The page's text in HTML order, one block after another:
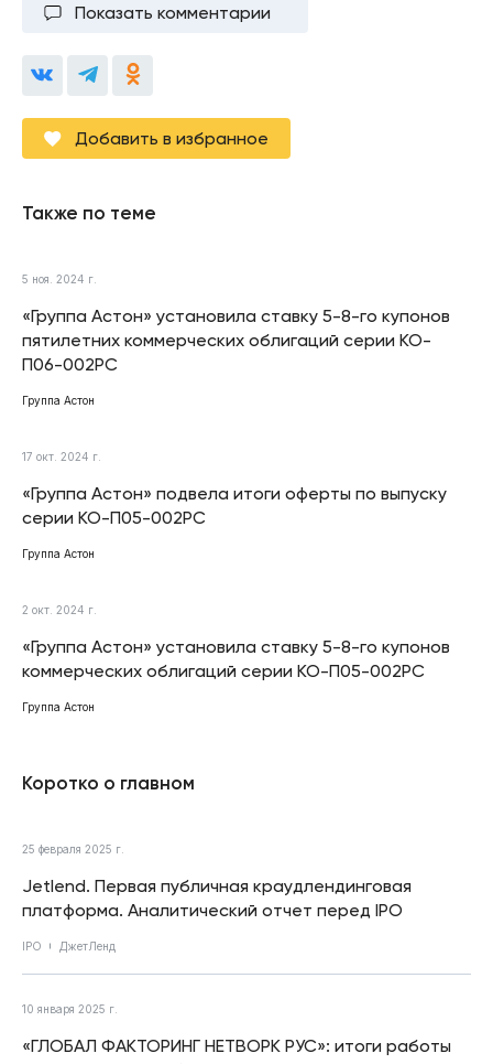
Показать комментарии
Добавить в избранное
Также по теме
5 ноя. 2024 г.
«Группа Астон» установила ставку 5-8-го купонов
пятилетних коммерческих облигаций серии КО-
П06-002РС
Группа Астон
17 окт. 2024 г.
«Группа Астон» подвела итоги оферты по выпуску
серии КО-П05-002РС
Группа Астон
2 окт. 2024 г.
«Группа Астон» установила ставку 5-8-го купонов
коммерческих облигаций серии КО-П05-002РС
Группа Астон
Коротко о главном
25 февраля 2025 г.
Jetlend. Первая публичная краудлендинговая
платформа. Аналитический отчет перед IPO
IPO ДжетЛенд
10 января 2025 г.
«ГЛОБАЛ ФАКТОРИНГ НЕТВОРК РУС»: итоги работы